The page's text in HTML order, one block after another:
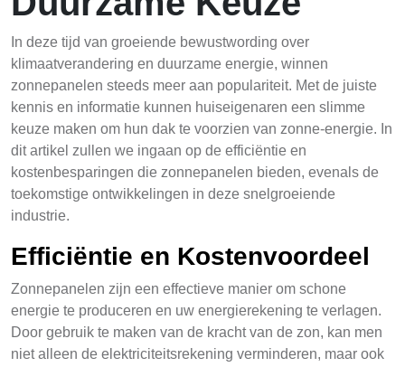
In deze tijd van groeiende bewustwording over
klimaatverandering en duurzame energie, winnen
zonnepanelen steeds meer aan populariteit. Met de juiste
kennis en informatie kunnen huiseigenaren een slimme
keuze maken om hun dak te voorzien van zonne-energie. In
dit artikel zullen we ingaan op de efficiëntie en
kostenbesparingen die zonnepanelen bieden, evenals de
toekomstige ontwikkelingen in deze snelgroeiende
industrie.
Efficiëntie en Kostenvoordeel
Zonnepanelen zijn een effectieve manier om schone
energie te produceren en uw energierekening te verlagen.
Door gebruik te maken van de kracht van de zon, kan men
niet alleen de elektriciteitsrekening verminderen, maar ook